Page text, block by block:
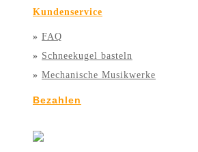
Kundenservice
» FAQ
» Schneekugel basteln
» Mechanische Musikwerke
Bezahlen